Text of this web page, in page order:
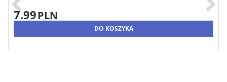
7.99PLN
DO KOSZYKA